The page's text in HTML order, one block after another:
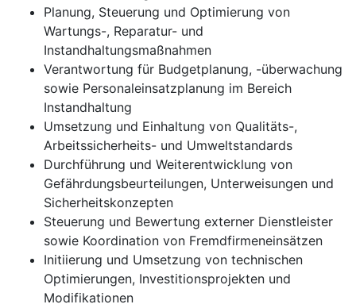
Planung, Steuerung und Optimierung von
Wartungs-, Reparatur- und
Instandhaltungsmaßnahmen
Verantwortung für Budgetplanung, -überwachung
sowie Personaleinsatzplanung im Bereich
Instandhaltung
Umsetzung und Einhaltung von Qualitäts-,
Arbeitssicherheits- und Umweltstandards
Durchführung und Weiterentwicklung von
Gefährdungsbeurteilungen, Unterweisungen und
Sicherheitskonzepten
Steuerung und Bewertung externer Dienstleister
sowie Koordination von Fremdfirmeneinsätzen
Initiierung und Umsetzung von technischen
Optimierungen, Investitionsprojekten und
Modifikationen